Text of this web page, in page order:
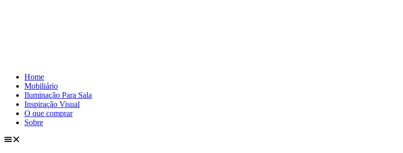
Home
Mobiliário
Iluminação Para Sala
Inspiração Visual
O que comprar
Sobre